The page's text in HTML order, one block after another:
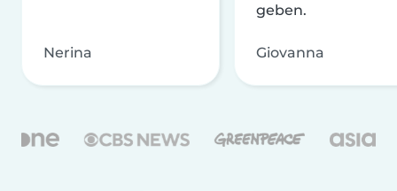
Nerina
geben.
Giovanna